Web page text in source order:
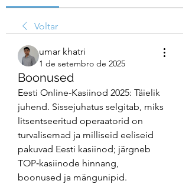
Voltar
umar khatri
1 de setembro de 2025
Boonused
Eesti Online‑Kasiinod 2025: Täielik
juhend. Sissejuhatus selgitab, miks
litsentseeritud operaatorid on
turvalisemad ja milliseid eeliseid
pakuvad Eesti kasiinod; järgneb
TOP‑kasiinode hinnang,